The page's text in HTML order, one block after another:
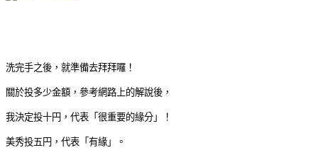
洗完手之後，就準備去拜拜囉！
關於投多少金額，參考網路上的解說後，
我決定投十円，代表「很重要的緣分」！
美秀投五円，代表「有緣」。